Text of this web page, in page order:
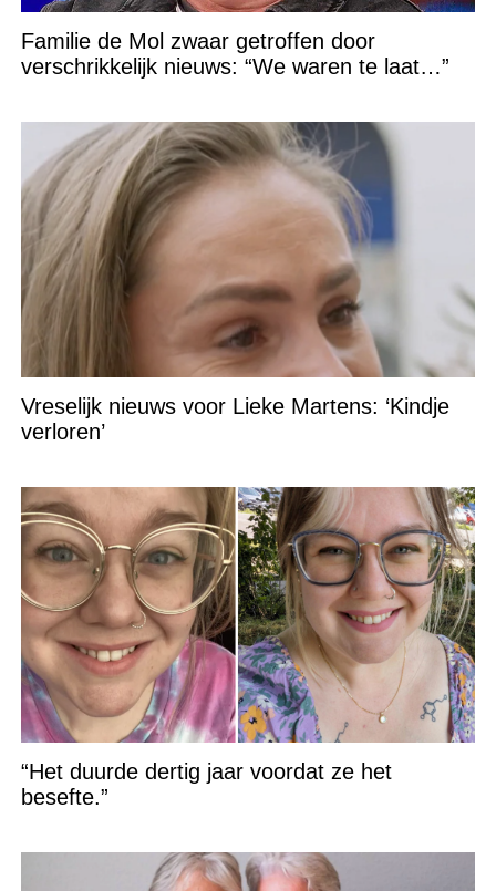
Familie de Mol zwaar getroffen door
verschrikkelijk nieuws: “We waren te laat…”
Vreselijk nieuws voor Lieke Martens: ‘Kindje
verloren’
“Het duurde dertig jaar voordat ze het
besefte.”